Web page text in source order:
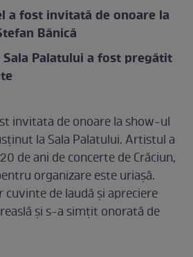
a fost invitată de onoare la
Bănică
Palatului a fost pregătit
invitata de onoare la show-ul
la Sala Palatului. Artistul a
de ani de concerte de Crăciun,
organizare este uriașă.
cuvinte de laudă și apreciere
și s-a simțit onorată de